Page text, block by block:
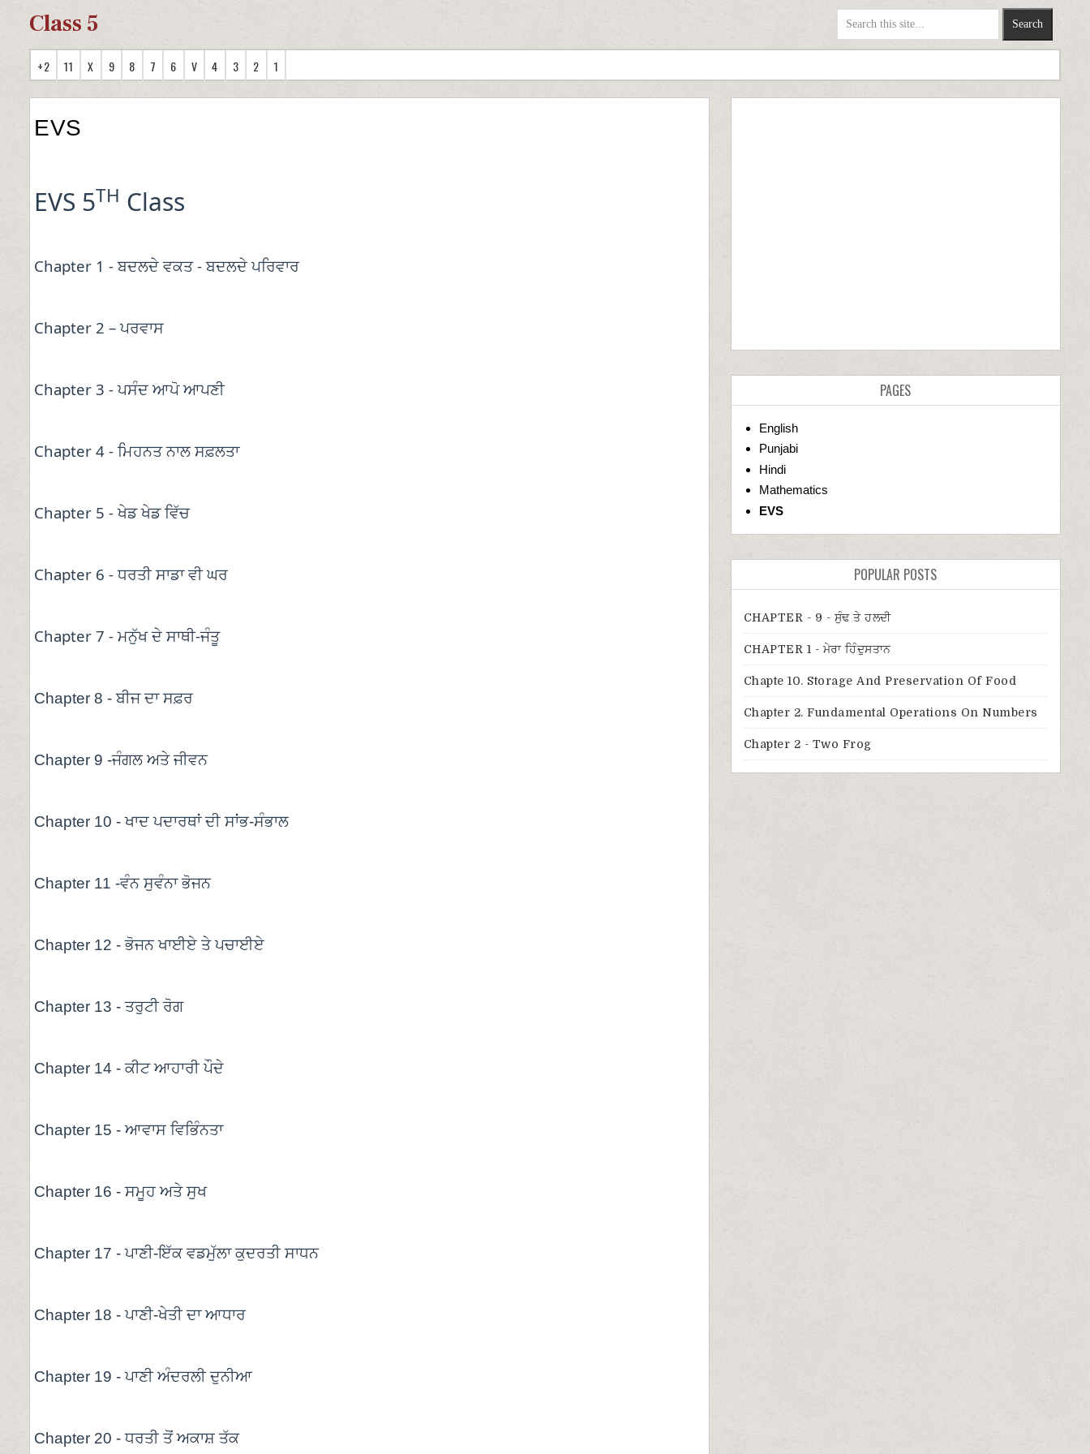
Class 5
+2 11 X 9 8 7 6 V 4 3 2 1
EVS
EVS 5TH Class
Chapter 1 -ਬਦਲਦੇ ਵਕਤ-ਬਦਲਦੇ ਪਰਿਵਾਰ
Chapter 2 –ਪਰਵਾਸ
Chapter 3 -ਪਸੰਦ ਆਪੋ ਆਪਣੀ
Chapter 4 -ਮਿਹਨਤ ਨਾਲ ਸਫ਼ਲਤਾ
Chapter 5 -ਖੇਡ ਖੇਡ ਵਿੱਚ
Chapter 6 -ਧਰਤੀ ਸਾਡਾ ਵੀ ਘਰ
Chapter 7 -ਮਨੁੱਖ ਦੇ ਸਾਥੀ-ਜੰਤੂ
Chapter 8 - ਬੀਜ ਦਾ ਸਫ਼ਰ
Chapter 9 -ਜੰਗਲ ਅਤੇ ਜੀਵਨ
Chapter 10 - ਖਾਦ ਪਦਾਰਥਾਂ ਦੀ ਸਾਂਭ-ਸੰਭਾਲ
Chapter 11 -ਵੰਨ ਸੁਵੰਨਾ ਭੋਜਨ
Chapter 12 - ਭੋਜਨ ਖਾਈਏ ਤੇ ਪਚਾਈਏ
Chapter 13 - ਤਰੁਟੀ ਰੋਗ
Chapter 14 - ਕੀਟ ਆਹਾਰੀ ਪੌਦੇ
Chapter 15 - ਆਵਾਸ ਵਿਭਿੰਨਤਾ
Chapter 16 - ਸਮੂਹ ਅਤੇ ਸੁਖ
Chapter 17 - ਪਾਣੀ-ਇੱਕ ਵਡਮੁੱਲਾ ਕੁਦਰਤੀ ਸਾਧਨ
Chapter 18 - ਪਾਣੀ-ਖੇਤੀ ਦਾ ਆਧਾਰ
Chapter 19 - ਪਾਣੀ ਅੰਦਰਲੀ ਦੁਨੀਆ
Chapter 20 - ਧਰਤੀ ਤੋਂ ਅਕਾਸ਼ ਤੱਕ
PAGES
English
Punjabi
Hindi
Mathematics
EVS
POPULAR POSTS
CHAPTER - 9 - ਸੁੰਢ ਤੇ ਹਲਦੀ
CHAPTER 1 - ਮੇਰਾ ਹਿੰਦੁਸਤਾਨ
Chapte 10. Storage And Preservation Of Food
Chapter 2. Fundamental Operations On Numbers
Chapter 2 - Two Frog